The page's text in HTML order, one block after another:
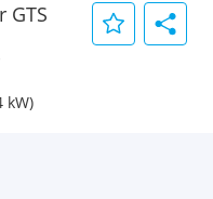
GTS
kW)